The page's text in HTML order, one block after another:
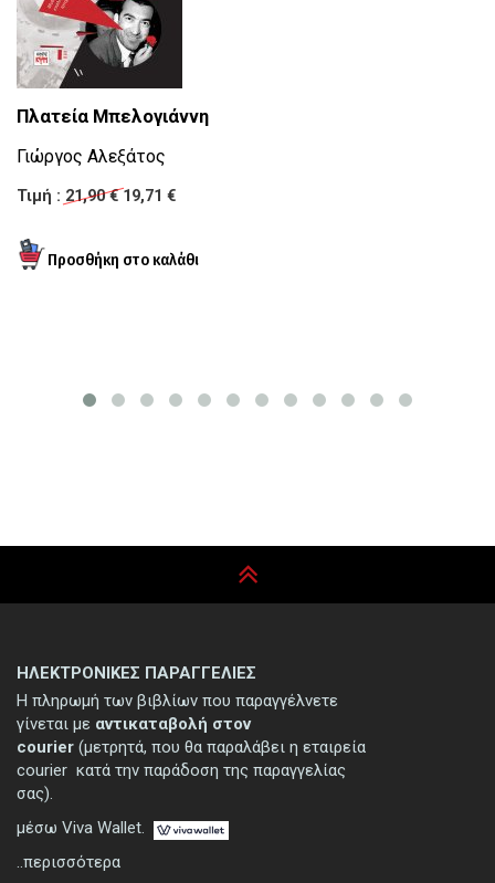
Πλατεία Μπελογιάννη
Γιώργος Αλεξάτος
Τιμή : 21,90 €19,71 €
ΗΛΕΚΤΡΟΝΙΚΕΣ ΠΑΡΑΓΓΕΛΙΕΣ
Η πληρωμή των βιβλίων που παραγγέλνετε
γίνεται με αντικαταβολή στον
courier (μετρητά, που θα παραλάβει η εταιρεία
courier κατά την παράδοση της παραγγελίας
σας).
μέσω Viva Wallet.
..περισσότερα